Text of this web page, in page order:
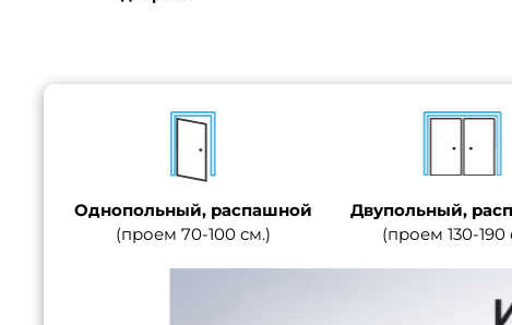
Однопольный, распашной
(проем 70-100 см.)
Двупольный,
(проем 130-190